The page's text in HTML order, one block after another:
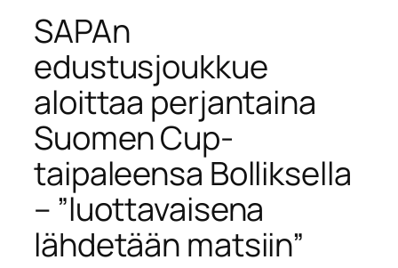
SAPAn
edustusjoukkue
aloittaa perjantaina
Suomen Cup-
taipaleensa Bolliksella
– ”luottavaisena
lähdetään matsiin”